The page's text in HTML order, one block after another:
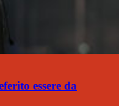
essere da